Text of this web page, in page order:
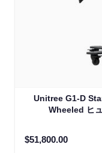
Unitree G1-D
Wheeled ヒ
$51,800.00